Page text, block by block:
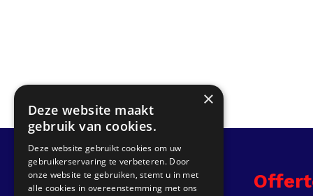
Info
×
Deze website maakt
gebruik van cookies.
Deze website gebruikt cookies om uw
gebruikerservaring te verbeteren. Door
onze website te gebruiken, stemt u in met
alle cookies in overeenstemming met ons